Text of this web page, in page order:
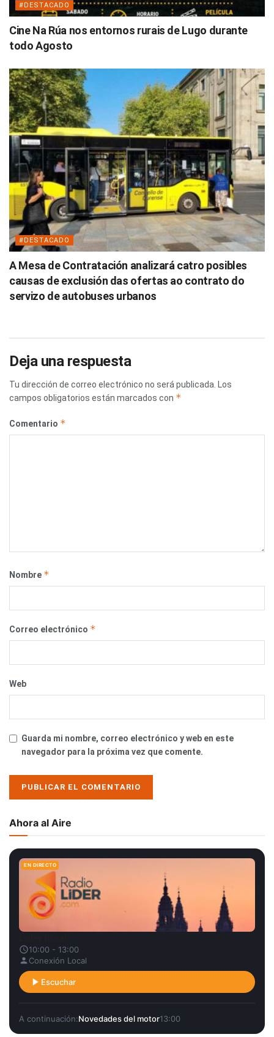
#DESTACADO
Cine Na Rúa nos entornos rurais de Lugo durante
todo Agosto
#DESTACADO
A Mesa de Contratación analizará catro posibles
causas de exclusión das ofertas ao contrato do
servizo de autobuses urbanos
Deja una respuesta
Tu dirección de correo electrónico no será publicada.
Los
campos obligatorios están marcados con *
Comentario *
Nombre *
Correo electrónico *
Web
Guarda mi nombre, correo electrónico y web en este
navegador para la próxima vez que comente.
Ahora al Aire
EN DIRECTO
10:00 - 13:00
Conexión Local
Escuchar
A continuación:Novedades del motor13:00